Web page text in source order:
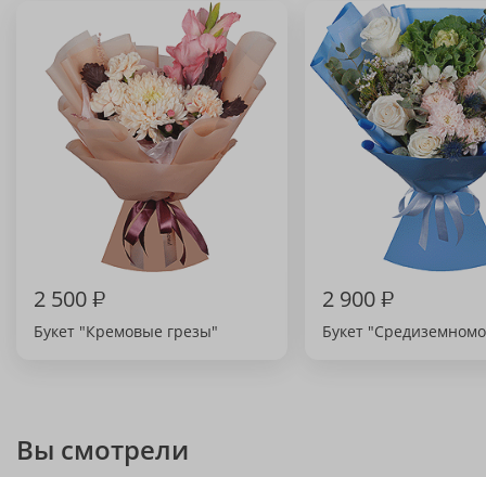
2 500₽
Букет "Кремовые грезы"
2 900₽
Букет
Вы смотрели